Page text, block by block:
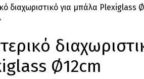
διαχωριστικό για μπάλα Plexiglass
Ø12cm